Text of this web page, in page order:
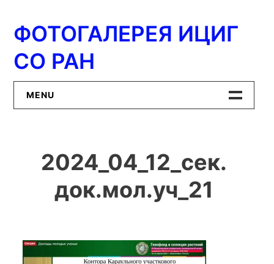
содержимому
ФОТОГАЛЕРЕЯ ИЦИГ
СО РАН
MENU
ИЦиГ СО РАН
2024_04_12_сек.
док.мол.уч_21